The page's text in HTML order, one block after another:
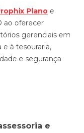
Plano e
ao oferecer
gerenciais em
à tesouraria,
e segurança
e